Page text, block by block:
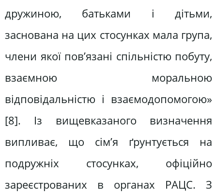
дружиною, батьками і дітьми,
заснована на цих стосунках мала група,
члени якої пов’язані спільністю побуту,
взаємною моральною
відповідальністю і взаємодопомогою»
[8]. Із вищевказаного визначення
випливає, що сім’я ґрунтується на
подружніх стосунках, офіційно
зареєстрованих в органах РАЦС. З